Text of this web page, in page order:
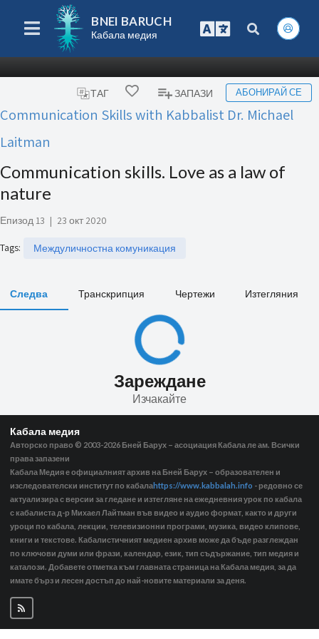
BNEI BARUCH
Кабала медия
ТАГ ЗАПАЗИ АБОНИРАЙ СЕ
Communication Skills with Kabbalist Dr. Michael
Laitman
Communication skills. Love as a law of
nature
Епизод 13 | 23 окт 2020
Tags: Междуличностна комуникация
Следва Транскрипция Чертежи Изтегляния
Зареждане
Изчакайте
Кабала медия
Авторско право © 2003-2026 Бней Барух – асоциация Кабала ле ам. Всички
права запазени
Кабала Медия е официалният архив на Бней Барух – образователен и
изследователски институт по кабалаhttps://www.kabbalah.info - редовно се
актуализира с версии за гледане и изтегляне на ежедневния урок по кабала
с кабалиста д-р Михаел Лайтман във видео и аудио формат, както и други
уроци по кабала, лекции, телевизионни програми, музика, видео клипове,
книги и текстове. Кабалистичният медиен архив може да бъде разглеждан
по ключови думи или фрази, календар, език, тип съдържание, тип медия и
каталози. Добавете отметка към главната страница на Кабала медия, за да
имате бърз и лесен достъп до най-новите материали за деня.